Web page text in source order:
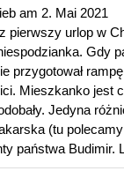
am 2. Mai 2021
pierwszy urlop w
Gdy
przygotował
Mieszkanko jest
Jedyna
(tu
państwa Budimir.